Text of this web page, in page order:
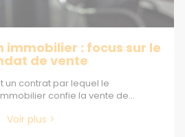
immobilier : focus sur le
de vente
un contrat par lequel le
confie la vente de...
Voir plus >